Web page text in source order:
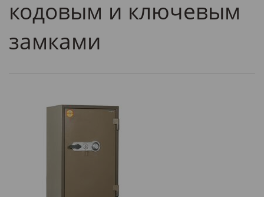
кодовым и ключевым
замками